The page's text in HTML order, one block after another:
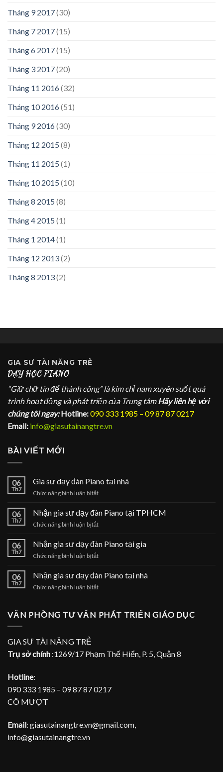
Tháng 9 2017(30)
Tháng 7 2017(15)
Tháng 6 2017(15)
Tháng 3 2017(20)
Tháng 11 2016(32)
Tháng 10 2016(51)
Tháng 9 2016(30)
Tháng 12 2015 (8)
Tháng 11 2015 (1)
Tháng 10 2015 (10)
Tháng 8 2015 (8)
Tháng 4 2015 (1)
Tháng 1 2014(1)
Tháng 12 2013(2)
Tháng 8 2013(2)
GIA SƯ TÀI NĂNG TRẺ
DẠY HỌC PIANO
“Giữ chữ tín để thành công” là kim chỉ nam xuyên suốt quá
trình hoạt động và phát triển của Trung tâm Hãy liên hệ với
chúng tôi ngay: Hotline:090 333 1985 – 09 87 87 0217
Email: info@giasutainangtre.vn
BÀI VIẾT MỚI
06
Th7
Gia sư dạy đàn Piano tại nhà
Chức năng bình luận bị tắtở
dạy
đàn
tại
06
Th7
Nhận gia sư dạy đàn Piano tại TPHCM
Chức năng bình luận bị tắtở
gia
sư
dạy
Piano
TPHCM
06
Th7
Nhận gia sư dạy đàn Piano tại gia
Chức năng bình luận bị tắtở
gia
sư
dạy
tại
06
Th7
Nhận gia sư dạy đàn Piano tại nhà
Chức năng bình luận bị tắtở
sư
nhà
VĂN PHÒNG TƯ VẤN PHÁT TRIỂN GIÁO DỤC
GIA SƯ TÀI NĂNG TRẺ
Trụ sở chính :1269/17 Phạm Thế Hiển, P. 5, Quận 8
Hotline:
090 333 1985 – 09 87 87 0217
CÔ MƯỢT
Email: giasutainangtre.vn@gmail.com,
info@giasutainangtre.vn